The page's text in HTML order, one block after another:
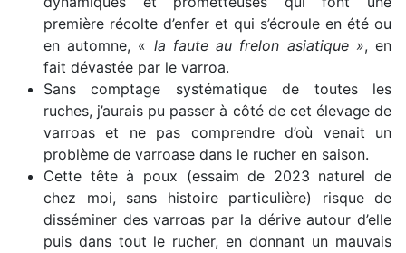
première récolte d’enfer et qui s’écroule en été ou
en automne, « la faute au frelon asiatique », en
fait dévastée par le varroa.
Sans comptage systématique de toutes les
ruches, j’aurais pu passer à côté de cet élevage de
varroas et ne pas comprendre d’où venait un
problème de varroase dans le rucher en saison.
Cette tête à poux (essaim de 2023 naturel de
chez moi, sans histoire particulière) risque de
disséminer des varroas par la dérive autour d’elle
puis dans tout le rucher, en donnant un mauvais